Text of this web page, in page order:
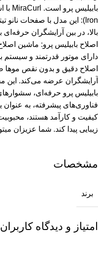
مشخصات
برند
امتیاز و دیدگاه کاربران